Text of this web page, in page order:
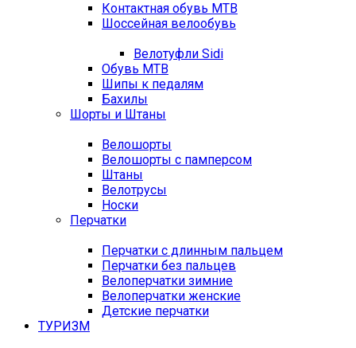
Контактная обувь MTB
Шоссейная велообувь
Велотуфли Sidi
Обувь MTB
Шипы к педалям
Бахилы
Шорты и Штаны
Велошорты
Велошорты с памперсом
Штаны
Велотрусы
Носки
Перчатки
Перчатки с длинным пальцем
Перчатки без пальцев
Велоперчатки зимние
Велоперчатки женские
Детские перчатки
ТУРИЗМ